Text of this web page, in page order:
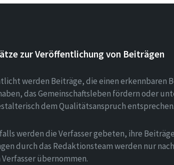
zur Veröffentlichung von Beiträgen
werden Beiträge, die einen erkennbaren
das Gemeinschaftsleben fördern oder
dem Qualitätsanspruch entsprechen.
werden die Verfasser gebeten, ihre
durch das Redaktionsteam werden nur
übernommen.